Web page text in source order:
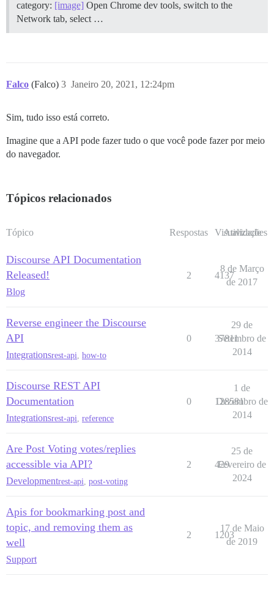
category: [image] Open Chrome dev tools, switch to the
Network tab, select …
Falco (Falco) Janeiro 20, 2021, 12:24pm
3
Sim, tudo isso está correto.
Imagine que a API pode fazer tudo o que você pode fazer por meio
do navegador.
Tópicos relacionados
Tópico Respostas Visualizações
Atividade
Discourse API Documentation
Released!
Blog
2 4137
8 de Março
de 2017
Reverse engineer the Discourse
API
Integrationsrest-api how-to
0 37811
29 de
Setembro de
2014
Discourse REST API
Documentation
Integrationsrest-api reference
0 128581
1 de
Dezembro de
2014
Are Post Voting votes/replies
accessible via API?
Developmentrest-api post-voting
2 429
25 de
Fevereiro de
2024
Apis for bookmarking post and
topic, and removing them as
well
Support
2 1203
17 de Maio
de 2019